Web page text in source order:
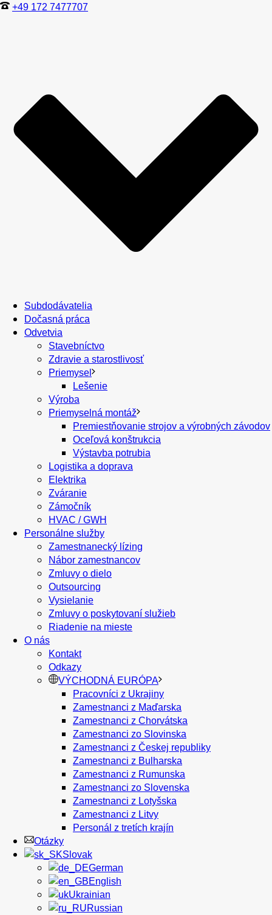
+49 172 7477707
Subdodávatelia
Dočasná práca
Odvetvia
Stavebníctvo
Zdravie a starostlivosť
Priemysel
Lešenie
Výroba
Priemyselná montáž
Premiestňovanie strojov a výrobných závodov
Oceľová konštrukcia
Výstavba potrubia
Logistika a doprava
Elektrika
Zváranie
Zámočník
HVAC / GWH
Personálne služby
Zamestnanecký lízing
Nábor zamestnancov
Zmluvy o dielo
Outsourcing
Vysielanie
Zmluvy o poskytovaní služieb
Riadenie na mieste
O nás
Kontakt
Odkazy
VÝCHODNÁ EURÓPA
Pracovníci z Ukrajiny
Zamestnanci z Maďarska
Zamestnanci z Chorvátska
Zamestnanci zo Slovinska
Zamestnanci z Českej republiky
Zamestnanci z Bulharska
Zamestnanci z Rumunska
Zamestnanci zo Slovenska
Zamestnanci z Lotyšska
Zamestnanci z Litvy
Personál z tretích krajín
Otázky
Slovak
German
English
Ukrainian
Russian